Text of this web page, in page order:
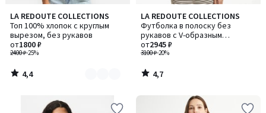
LA REDOUTE COLLECTIONS
Топ 100% хлопок с круглым
вырезом, без рукавов
2400 ₽-25%
от1800 ₽
4,4
/ 5
Количество
цветов:
3
4,4
/
LA REDOUTE COLLECTIONS
Футболка в полоску без
рукавов с V-образным
вырезом
3100 ₽-20%
от2945 ₽
4,7
/ 5
4,7
/